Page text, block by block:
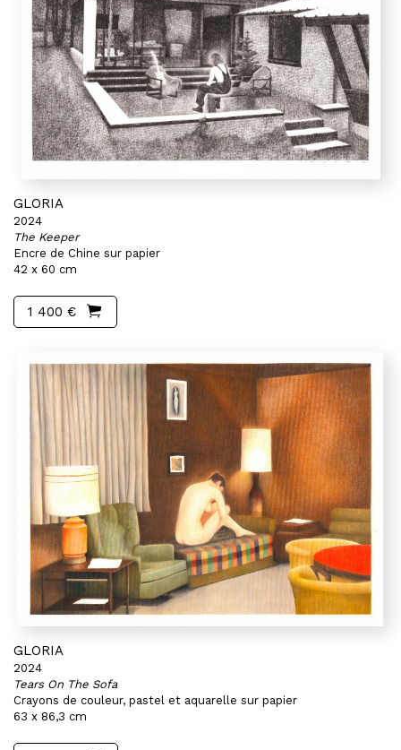
GLORIA
2024
The Keeper
Encre de Chine sur papier
42 x 60 cm
1 400 €
GLORIA
2024
Tears On The Sofa
Crayons de couleur, pastel et aquarelle sur papier
63 x 86,3 cm